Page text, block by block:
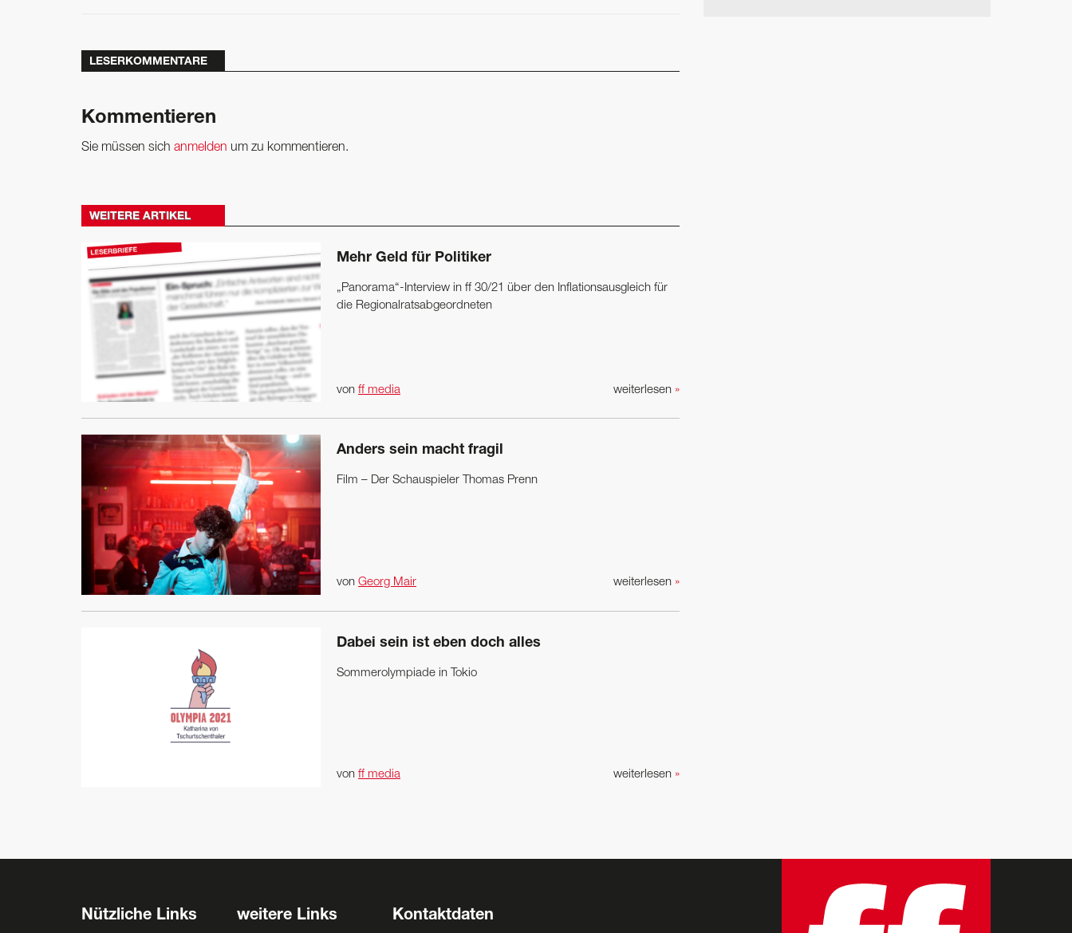
LESERKOMMENTARE
Kommentieren
Sie müssen sich anmelden um zu kommentieren.
WEITERE ARTIKEL
Mehr Geld für Politiker
„Panorama“-Interview in ff 30/21 über den Inflations­ausgleich für
die Regionalratsabgeordneten
weiterlesen »
von ff media
Anders sein macht fragil
Film – Der Schauspieler Thomas Prenn
weiterlesen »
von Georg Mair
Dabei sein ist eben doch alles
Sommerolympiade in Tokio
weiterlesen »
von ff media
Nützliche Links weitere Links Kontaktdaten